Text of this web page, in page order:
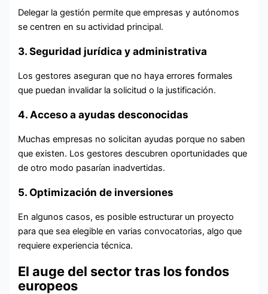
Delegar la gestión permite que empresas y autónomos
se centren en su actividad principal.
3. Seguridad jurídica y administrativa
Los gestores aseguran que no haya errores formales
que puedan invalidar la solicitud o la justificación.
4. Acceso a ayudas desconocidas
Muchas empresas no solicitan ayudas porque no saben
que existen. Los gestores descubren oportunidades que
de otro modo pasarían inadvertidas.
5. Optimización de inversiones
En algunos casos, es posible estructurar un proyecto
para que sea elegible en varias convocatorias, algo que
requiere experiencia técnica.
El auge del sector tras los fondos
europeos